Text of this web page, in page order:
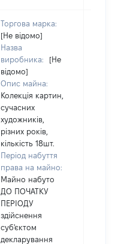
Торгова марка:
[Не відомо]
Назва
виробника:
[Не
відомо]
Опис майна:
Колекція картин,
сучасних
художників,
різних років,
кількість 18шт.
Період набуття
права на майно:
Майно набуто
ДО ПОЧАТКУ
ПЕРІОДУ
здійснення
суб'єктом
декларування